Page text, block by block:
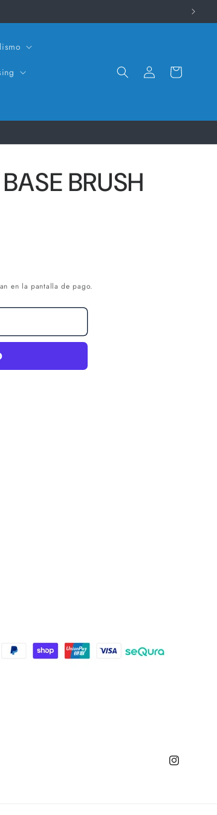
Iniciar
sesión
Carrito
BRUSH
en la pantalla de pago.
Instagram